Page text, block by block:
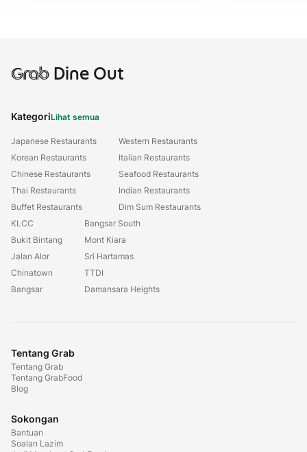
GrabDine Out
KategoriLihat semua
Japanese Restaurants
Korean Restaurants
Chinese Restaurants
Thai Restaurants
Buffet Restaurants
Western Restaurants
Italian Restaurants
Seafood Restaurants
Indian Restaurants
Dim Sum Restaurants
KLCC
Bukit Bintang
Jalan Alor
Chinatown
Bangsar
Bangsar South
Mont Kiara
Sri Hartamas
TTDI
Damansara Heights
Tentang Grab
Tentang Grab
Tentang GrabFood
Blog
Sokongan
Bantuan
Soalan Lazim